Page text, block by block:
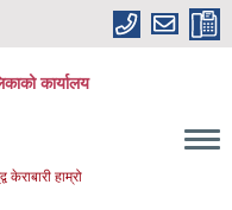
कार्यालय
केराबारी हाम्रो